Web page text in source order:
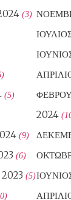
(3)
(5)
2024
(9)
(6)
(5)